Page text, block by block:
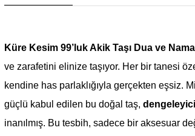
Küre Kesim 99’luk Akik Taşı Dua ve
ve zarafetini elinize taşıyor. Her bir tanesi
kendine has parlaklığıyla gerçekten eşsiz.
güçlü kabul edilen bu doğal taş, dengeleyici
inanılmış. Bu tesbih, sadece bir aksesuar